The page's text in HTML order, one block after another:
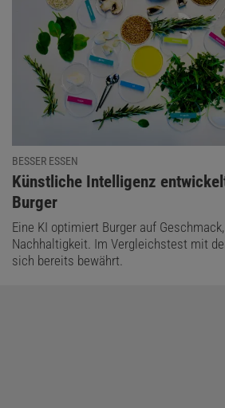
BESSER ESSEN
:
Künstliche Intelligenz
Burger
Eine KI optimiert Burger auf
Nachhaltigkeit. Im Vergleichstest mit
sich bereits bewährt.